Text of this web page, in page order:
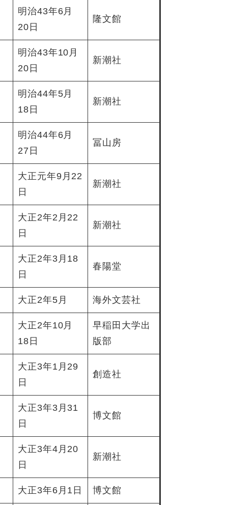
明治43年6月
20日
隆文館
明治43年10月
20日
新潮社
明治44年5月
18日
新潮社
明治44年6月
27日
冨山房
大正元年9月22
日
新潮社
大正2年2月22
日
新潮社
大正2年3月18
日
春陽堂
大正2年5月 海外文芸社
大正2年10月
18日
早稲田大学出
版部
大正3年1月29
日
創造社
大正3年3月31
日
博文館
大正3年4月20
日
新潮社
大正3年6月1日 博文館